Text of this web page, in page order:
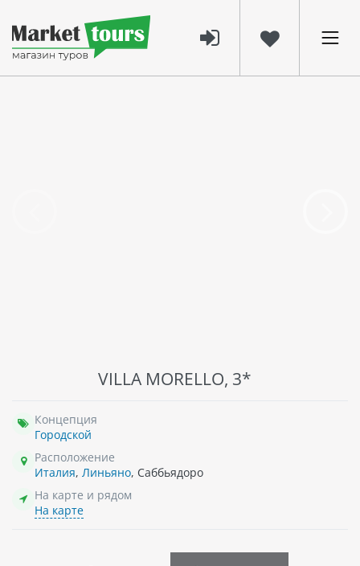
VILLA MORELLO, 3*
Концепция
Городской
Расположение
Италия, Линьяно, Саббьядоро
На карте и рядом
На карте